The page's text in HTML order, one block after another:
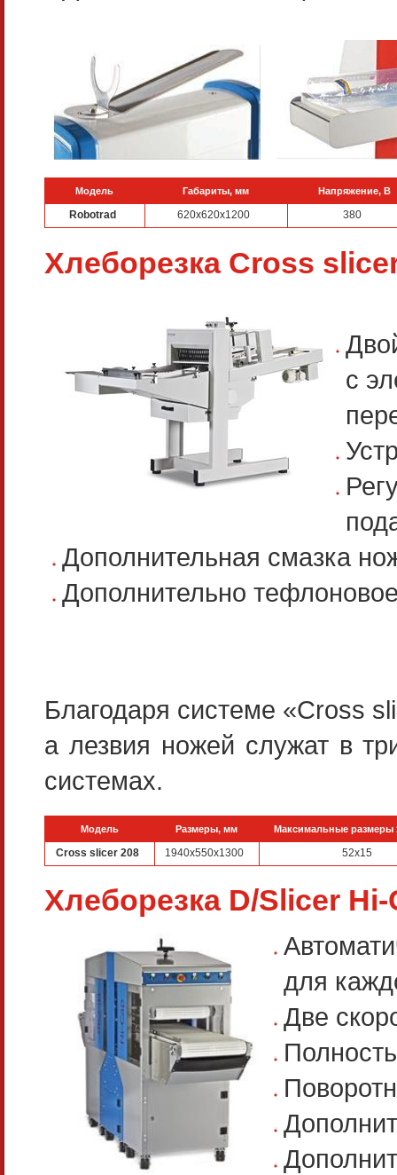
Модель Габариты, мм Напряжение, В
Robotrad 620x620x1200 380
Хлеборезка Cross
с
Дополнительная смазка
Дополнительно
Благодаря системе «Сross
а лезвия ножей служат в
системах.
Модель Размеры, мм Максимальные размеры
Cross slicer 208 1940x550x1300 52x15
Хлеборезка D/Slicer Hi-
для
Две